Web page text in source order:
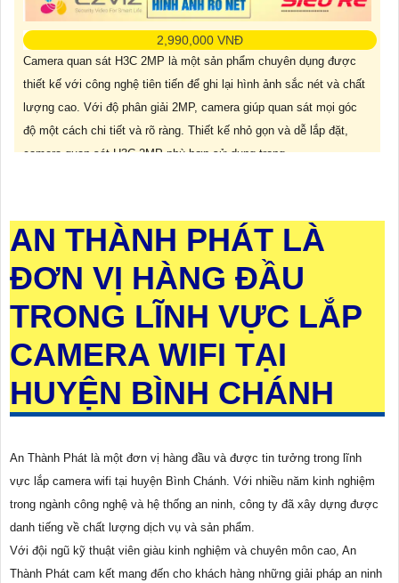
2,990,000 VNĐ
Camera quan sát H3C 2MP là một sản phẩm chuyên dụng được
thiết kế với công nghệ tiên tiến để ghi lại hình ảnh sắc nét và chất
lượng cao. Với độ phân giải 2MP, camera giúp quan sát mọi góc
độ một cách chi tiết và rõ ràng. Thiết kế nhỏ gọn và dễ lắp đặt,
camera quan sát H3C 2MP phù hợp sử dụng trong
AN THÀNH PHÁT LÀ
ĐƠN VỊ HÀNG ĐẦU
TRONG LĨNH VỰC LẮP
CAMERA WIFI TẠI
HUYỆN BÌNH CHÁNH
An Thành Phát là một đơn vị hàng đầu và được tin tưởng trong lĩnh
vực lắp camera wifi tại huyện Bình Chánh. Với nhiều năm kinh nghiệm
trong ngành công nghệ và hệ thống an ninh, công ty đã xây dựng được
danh tiếng về chất lượng dịch vụ và sản phẩm.
Với đội ngũ kỹ thuật viên giàu kinh nghiệm và chuyên môn cao, An
Thành Phát cam kết mang đến cho khách hàng những giải pháp an ninh